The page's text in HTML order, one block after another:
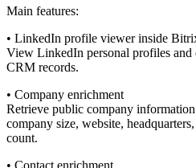
Main features:
• LinkedIn profile viewer inside
View LinkedIn personal profiles and
CRM records.
• Company enrichment
Retrieve public company
company size, website,
count.